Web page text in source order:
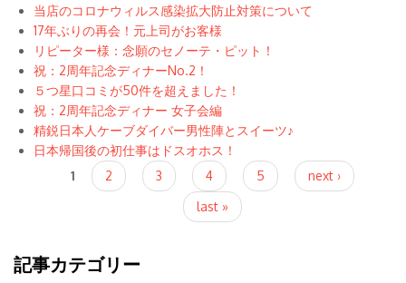
当店のコロナウィルス感染拡大防止対策について
17年ぶりの再会！元上司がお客様
リピーター様：念願のセノーテ・ピット！
祝：2周年記念ディナーNo.2！
５つ星口コミが50件を超えました！
祝：2周年記念ディナー 女子会編
精鋭日本人ケーブダイバー男性陣とスイーツ♪
日本帰国後の初仕事はドスオホス！
1 2 3 4 5
next ›
last »
記事カテゴリー